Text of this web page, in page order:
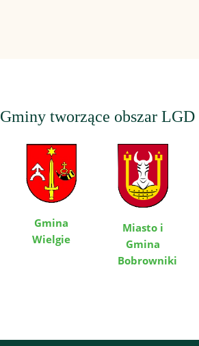
Gminy tworzące obszar LGD
Gmina
Wielgie
Miasto i
Gmina
Bobrowniki